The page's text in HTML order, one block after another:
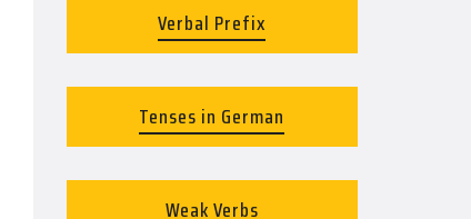
Verbal Prefix
Tenses in German
Weak Verbs